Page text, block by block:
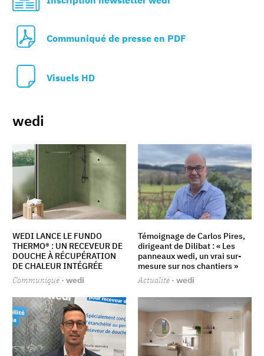
Communiqué de presse en PDF
Visuels HD
wedi
WEDI LANCE LE FUNDO
THERMO® : UN RECEVEUR DE
DOUCHE À RÉCUPÉRATION
DE CHALEUR INTÉGRÉE
Communiqué · wedi
Témoignage de Carlos Pires,
dirigeant de Dilibat : « Les
panneaux wedi, un vrai sur-
mesure sur nos chantiers »
Actualité · wedi